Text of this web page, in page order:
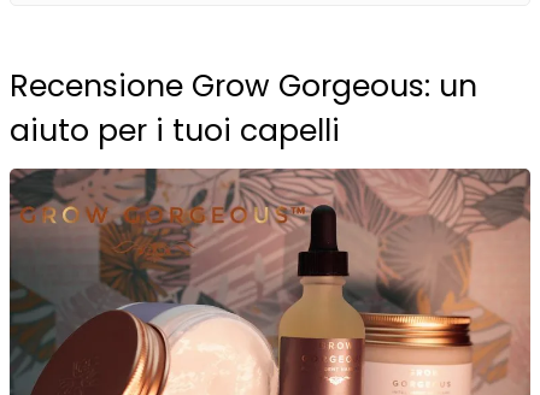
Recensione Grow Gorgeous: un
aiuto per i tuoi capelli